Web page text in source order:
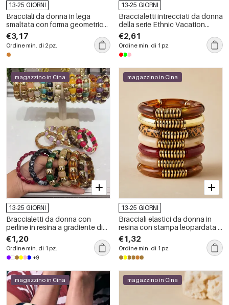
13-25 GIORNI
Bracciali da donna in lega
smaltata con forma geometrica
retrò
€3,17
Ordine min. di 2 pz.
13-25 GIORNI
Braccialetti intrecciati da donna
della serie Ethnic Vacation
Heart Star in tessuto color oro
€2,61
Ordine min. di 1 pz.
magazzino in Cina
13-25 GIORNI
Braccialetti da donna con
perline in resina a gradiente di
colore
€1,20
Ordine min. di 1 pz.
+9
magazzino in Cina
13-25 GIORNI
Bracciali elastici da donna in
resina con stampa leopardata e
patchwork.
€1,32
Ordine min. di 1 pz.
magazzino in Cina magazzino in Cina